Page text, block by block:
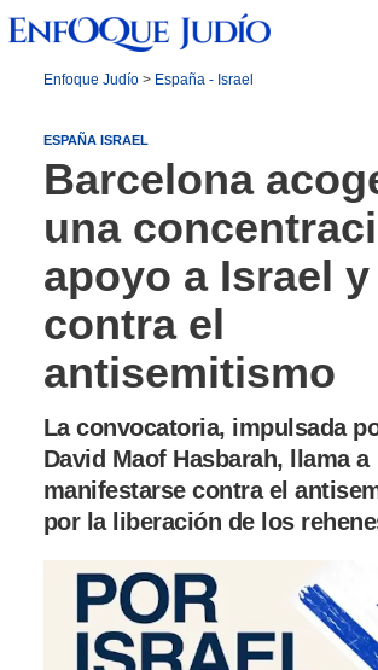
Enfoque Judío> España - Israel
ESPAÑA ISRAEL
Barcelona
una
apoyo a Israel y
contra el
antisemitismo
La convocatoria, impulsada
David Maof Hasbarah, llama a
manifestarse contra el
por la liberación de los